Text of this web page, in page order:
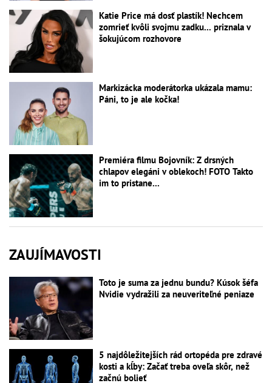
Katie Price má dosť plastík! Nechcem
zomrieť kvôli svojmu zadku... priznala v
šokujúcom rozhovore
Markizácka moderátorka ukázala mamu:
Páni, to je ale kočka!
Premiéra filmu Bojovník: Z drsných
chlapov elegáni v oblekoch! FOTO Takto
im to pristane...
ZAUJÍMAVOSTI
Toto je suma za jednu bundu? Kúsok šéfa
Nvidie vydražili za neuveriteľné peniaze
5 najdôležitejších rád ortopéda pre zdravé
kosti a kĺby: Začať treba oveľa skôr, než
začnú bolieť